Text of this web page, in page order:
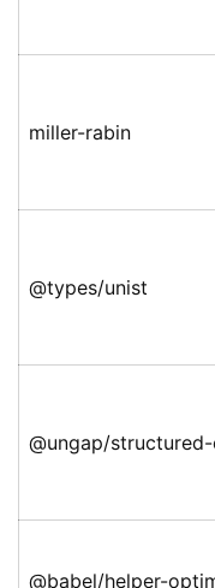
miller-rabin
@types/unist
@ungap/
@babel/helper-